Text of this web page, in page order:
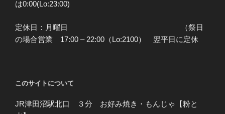
は0:00(Lo:23:00)
定休日：月曜日 （祭日
の場合営業 17:00 – 22:00（Lo:2100） 翌平日に定休
このサイトについて
JR津田沼駅北口 ３分 お好み焼き・もんじゃ【粉と